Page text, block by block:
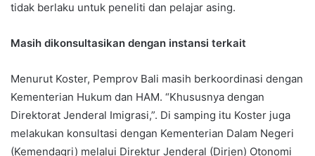
tidak berlaku untuk peneliti dan pelajar asing.
Masih dikonsultasikan dengan instansi terkait
Menurut Koster, Pemprov Bali masih berkoordinasi dengan
Kementerian Hukum dan HAM. “Khususnya dengan
Direktorat Jenderal Imigrasi,”. Di samping itu Koster juga
melakukan konsultasi dengan Kementerian Dalam Negeri
(Kemendagri) melalui Direktur Jenderal (Dirjen) Otonomi